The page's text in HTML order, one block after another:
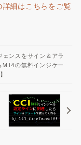
細はこちらをご覧
ンスをサイン＆アラ
の無料インジケー